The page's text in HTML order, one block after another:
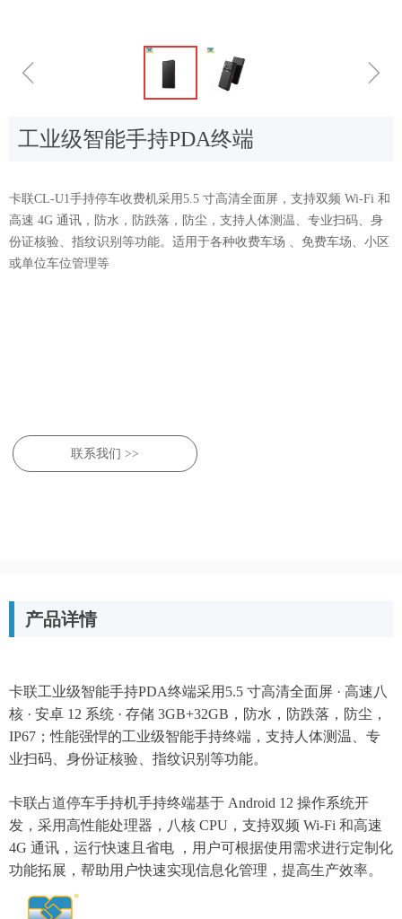
ꁆ ꁇ
卡联CL-U1手持停车收费机采用5.5 寸高清全面屏，支持双频 Wi-Fi 和
高速 4G 通讯，防水，防跌落，防尘，支持人体测温、专业扫码、身
份证核验、指纹识别等功能。适用于各种收费车场 、免费车场、小区
或单位车位管理等
工业级智能手持PDA终端
联系我们 >>
产品详情
卡联工业级智能手持PDA终端采用5.5 寸高清全面屏 · 高速八
核 · 安卓 12 系统 · 存储 3GB+32GB，防水，防跌落，防尘，
IP67；性能强悍的工业级智能手持终端，支持人体测温、专
业扫码、身份证核验、指纹识别等功能。
卡联占道停车手持机手持终端基于 Android 12 操作系统开
发，采用高性能处理器，八核 CPU，支持双频 Wi-Fi 和高速
4G 通讯，运行快速且省电 ，用户可根据使用需求进行定制化
功能拓展，帮助用户快速实现信息化管理，提高生产效率。